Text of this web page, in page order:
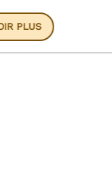
EN SAVOIR PLUS